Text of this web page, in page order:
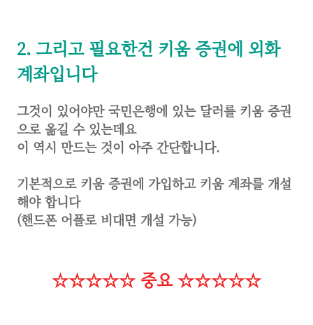
2. 그리고 필요한건 키움 증권에 외화
계좌입니다
그것이 있어야만 국민은행에 있는 달러를 키움 증권
으로 옮길 수 있는데요
이 역시 만드는 것이 아주 간단합니다.
기본적으로 키움 증권에 가입하고 키움 계좌를 개설
해야 합니다
(핸드폰 어플로 비대면 개설 가능)
☆☆☆☆☆ 중요 ☆☆☆☆☆